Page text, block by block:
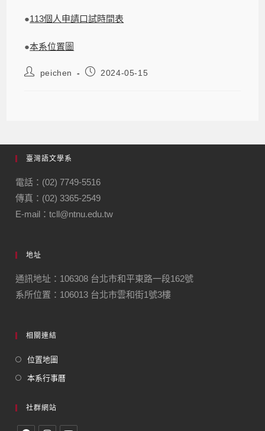
●113個人申請口試時間表
●本系位置圖
peichen 2024-05-15
臺灣語文學系
電話：(02) 7749-5516
傳真：(02) 3365-2549
E-mail：tcll@ntnu.edu.tw
地址
通訊地址：106308 台北市和平東路一段162號
系所位置：106013 台北市雲和街1號3樓
相關連結
位置地圖
本系行事曆
社群網站